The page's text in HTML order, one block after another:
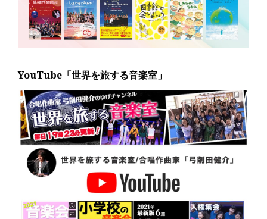
YouTube「世界を旅する音楽室」